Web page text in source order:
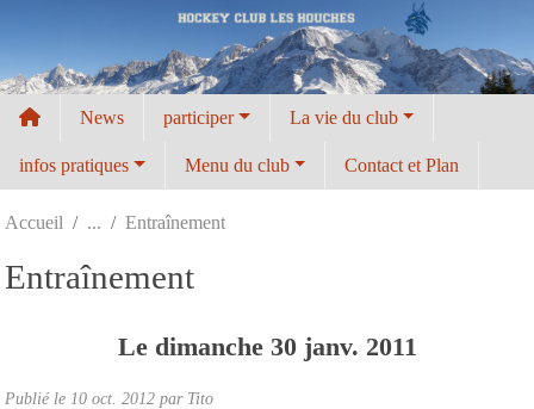
News participer La vie du club
infos pratiques Menu du club Contact et Plan
Accueil Entraînement
Entraînement
Le dimanche 30 janv. 2011
Publié le 10 oct. 2012 par Tito
Panneau de gestion des cookies